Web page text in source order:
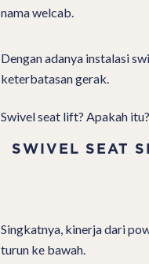
nama welcab.
Dengan adanya instalasi
keterbatasan gerak.
Swivel seat lift? Apakah
SWIVEL SEAT
Singkatnya, kinerja dari
turun ke bawah.